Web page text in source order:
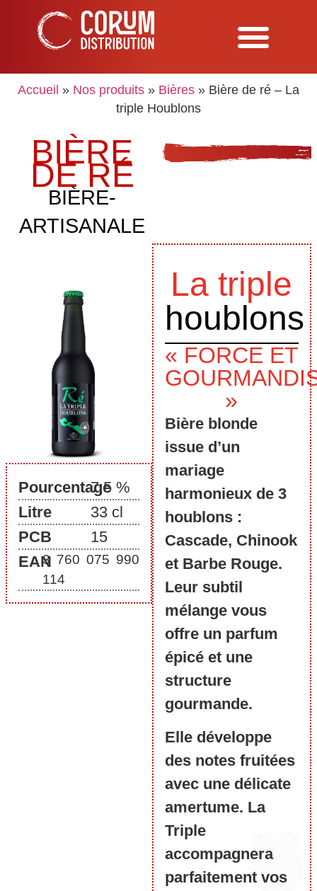
Accueil » Nos produits » Bières » Bière de ré – La
triple Houblons
BIÈRE
DE RÉ
BIÈRE-
ARTISANALE
Pourcentage7,5 %
Litre
33 cl
PCB
15
EAN3 760 075 990
114
La triple
houblons
« FORCE ET
»
Bière blonde
issue d’un
mariage
harmonieux de 3
houblons :
Cascade, Chinook
et Barbe Rouge.
Leur subtil
mélange vous
offre un parfum
épicé et une
structure
gourmande.
Elle développe
des notes fruitées
avec une délicate
amertume. La
Triple
accompagnera
parfaitement vos